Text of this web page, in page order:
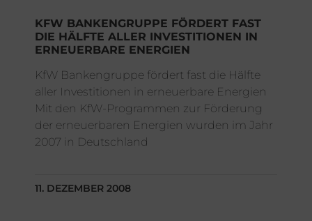
KFW BANKENGRUPPE FÖRDERT FAST
DIE HÄLFTE ALLER INVESTITIONEN IN
ERNEUERBARE ENERGIEN
KfW Bankengruppe fördert fast die Hälfte
aller Investitionen in erneuerbare Energien
Mit den KfW-Programmen zur Förderung
der erneuerbaren Energien wurden im Jahr
2007 in Deutschland
11. DEZEMBER 2008